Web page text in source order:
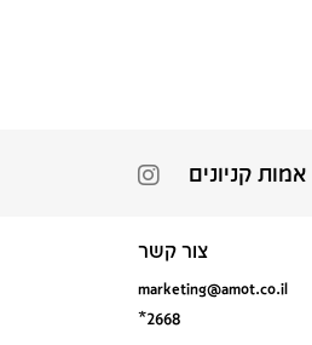
אמות קניונים
צור קשר
marketing@amot.co.il
*2668